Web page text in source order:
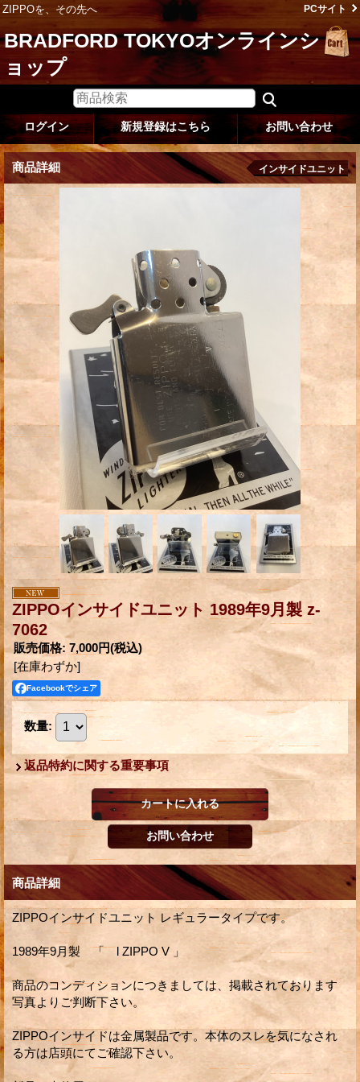
ZIPPOを、その先へ PCサイト
BRADFORD TOKYOオンラインシ
ョップ
ログイン 新規登録はこちら お問い合わせ
商品詳細 インサイドユニット
ZIPPOインサイドユニット 1989年9月製 z-
7062
販売価格: 7,000円(税込)
[在庫わずか]
Facebookでシェア
数量:
返品特約に関する重要事項
商品詳細
ZIPPOインサイドユニット レギュラータイプです。
1989年9月製 「 l ZIPPO V 」
商品のコンディションにつきましては、掲載されております
写真よりご判断下さい。
ZIPPOインサイドは金属製品です。本体のスレを気になされ
る方は店頭にてご確認下さい。